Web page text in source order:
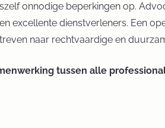
onnodige beperkingen op.
excellente dienstverleners. Een
naar rechtvaardige en
tussen alle